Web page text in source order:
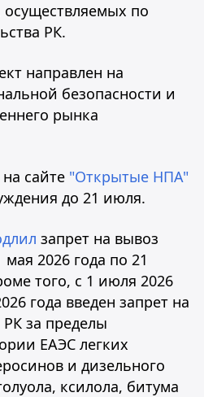
по
РК.
направлен на
безопасности и
рынка
сайте "Открытые НПА"
до 21 июля.
запрет на вывоз
2026 года по 21
того, с 1 июля 2026
года введен запрет на
за пределы
ЕАЭС легких
и дизельного
ксилола, битума